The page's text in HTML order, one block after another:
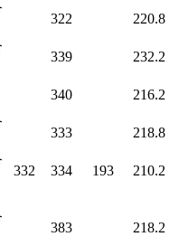
322 220.8
332
339
193
232.2
340 216.2
333 218.8
334
210.2
383 218.2